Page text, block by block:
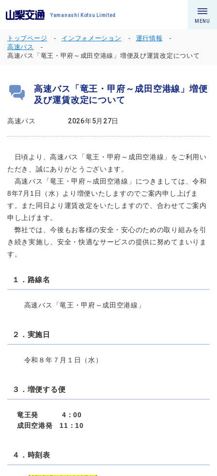
Yamanashi Kotsu Limited
MENU
トップページ インフォメーション
運行情報
高速バス
高速バス「竜王・甲府～成田空港線」増便及び運賃改定について
高速バス「竜王・甲府～成田空港線」増便
及び運賃改定について
高速バス 2026年5月27日
日頃より、高速バス「竜王・甲府～成田空港線」をご利用い
ただき、誠にありがとうございます。
高速バス「竜王・甲府～成田空港線」につきましては、令和
8年7月1日（水）より増便いたしますのでご案内申し上げま
す。また同日より運賃改定をいたしますので、合わせてご案内
申し上げます。
弊社では、今後もお客様の安全・安心のための取り組みを引
き続き実施し、安全・快適なサービスの提供に努めてまいりま
す。
１．路線名
高速バス「竜王・甲府～成田空港線」
２．実施日
令和８年７月１日（水）
３．増便する便
竜王発 4：00
成田空港発 11：10
４．時刻表